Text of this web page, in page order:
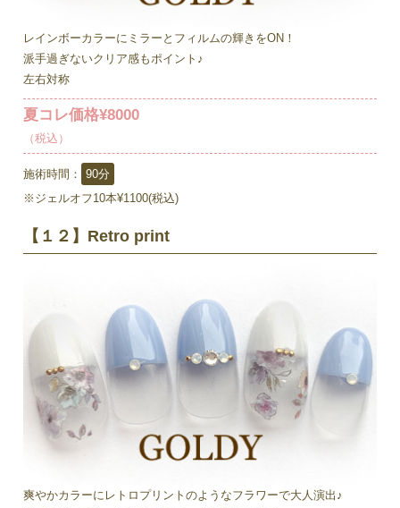
レインボーカラーにミラーとフィルムの輝きをON！
派手過ぎないクリア感もポイント♪
左右対称
夏コレ価格¥8000
（税込）
施術時間：
90分
※ジェルオフ10本¥1100(税込)
【１２】Retro print
爽やかカラーにレトロプリントのようなフラワーで大人演出♪